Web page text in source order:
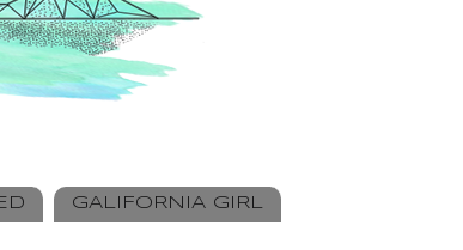
GALIFORNIA GIRL